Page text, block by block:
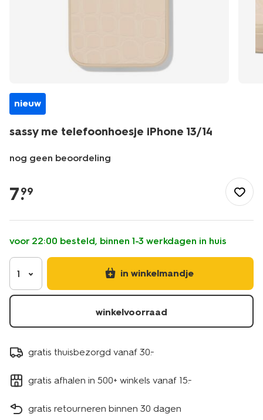
nieuw
sassy me telefoonhoesje iPhone 13/14
nog geen beoordeling
kantoor/elektronica/hoezen-
bescherming/sassy-
telefoonhoesje-
iphone-
13%2F14-
14503049.html
7.
99
voor 22:00 besteld, binnen 1-3 werkdagen in huis
1 in winkelmandje
winkelvoorraad
gratis thuisbezorgd vanaf 30.-
gratis afhalen in 500+ winkels vanaf 15.-
gratis retourneren binnen 30 dagen